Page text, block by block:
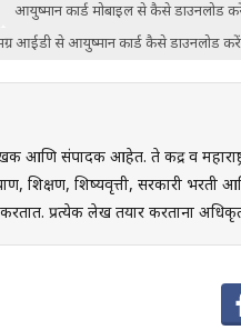
आयुष्मान कार्ड मोबाइल से कैसे डाउनलोड
आईडी से आयुष्मान कार्ड कैसे डाउनलोड करें
संपादक आहेत. ते केंद्र व महाराष्ट्र
शिक्षण, शिष्यवृत्ती, सरकारी भरती
शासन निर्णय
अधिकृत स्रोतांचा संदर्भ घेऊन
माहिती पोहोचवणे हा आहे.